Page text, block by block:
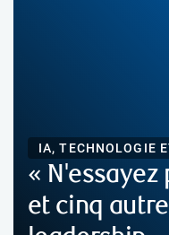
IA, TECHNOLOGIE
«
et cinq